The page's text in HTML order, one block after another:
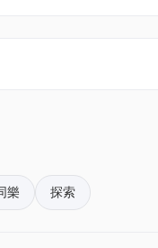
官方網站以獲取最新開
門票價格】
加推低至8折優惠
樂 探索